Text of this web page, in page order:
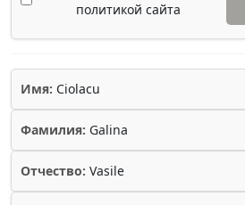
политикой сайта
Имя: Ciolacu
Фамилия: Galina
Отчество: Vasile